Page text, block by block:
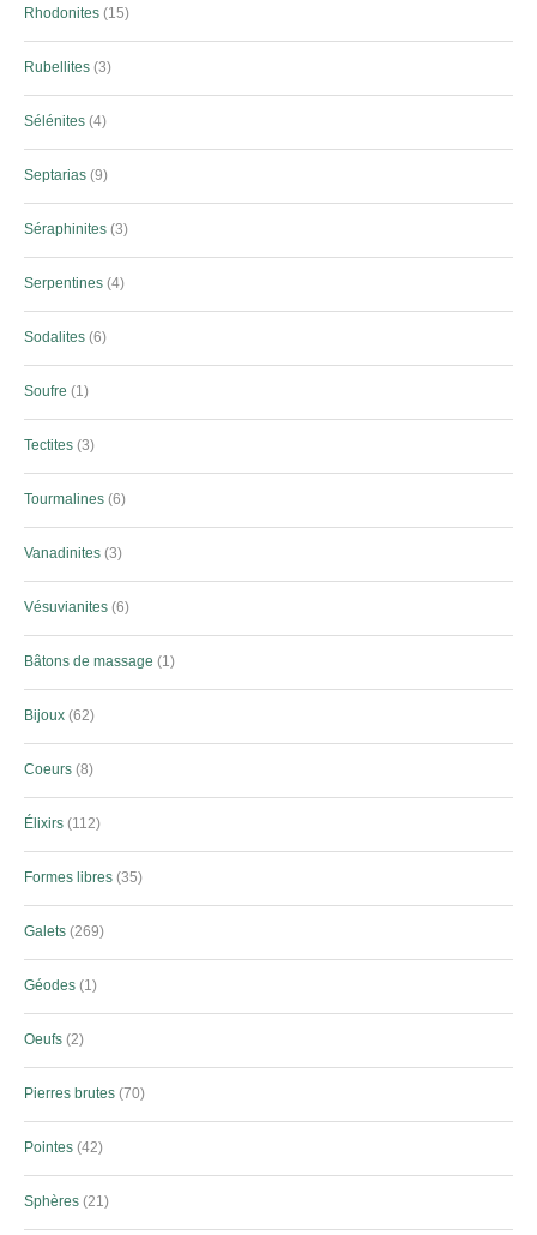
Rhodonites 15
Rubellites 3
Sélénites 4
Septarias 9
Séraphinites 3
Serpentines 4
Sodalites 6
Soufre 1
Tectites 3
Tourmalines 6
Vanadinites 3
Vésuvianites 6
Bâtons de massage 1
Bijoux 62
Coeurs 8
Élixirs 112
Formes libres 35
Galets 269
Géodes 1
Oeufs 2
Pierres brutes 70
Pointes 42
Sphères 21